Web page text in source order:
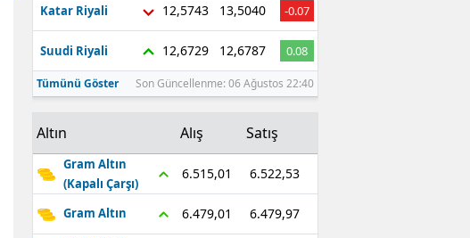
Katar Riyali 12,5743 13,5040 -0.07
Suudi Riyali 12,6729 12,6787 0.08
Tümünü Göster Son Güncellenme: 06 Ağustos 22:40
Altın Alış Satış
Gram Altın
(Kapalı Çarşı)
6.515,01 6.522,53
Gram Altın 6.479,01 6.479,97